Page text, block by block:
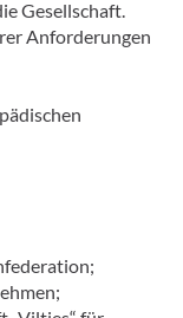
Gesellschaft.
Anforderungen